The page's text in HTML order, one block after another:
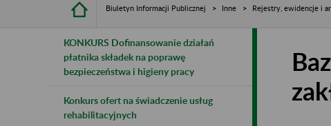
Biuletyn Informacji Publicznej Inne Rejestry, ewidencje i
KONKURS Dofinansowanie działań
płatnika składek na poprawę
bezpieczeństwa i higieny pracy
Konkurs ofert na świadczenie usług
rehabilitacyjnych